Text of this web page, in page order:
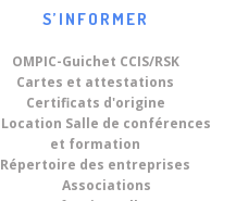
S’INFORMER
OMPIC-Guichet CCIS/RSK
Cartes et attestations
Certificats d'origine
Location Salle de conférences
et formation
Répertoire des entreprises
Associations